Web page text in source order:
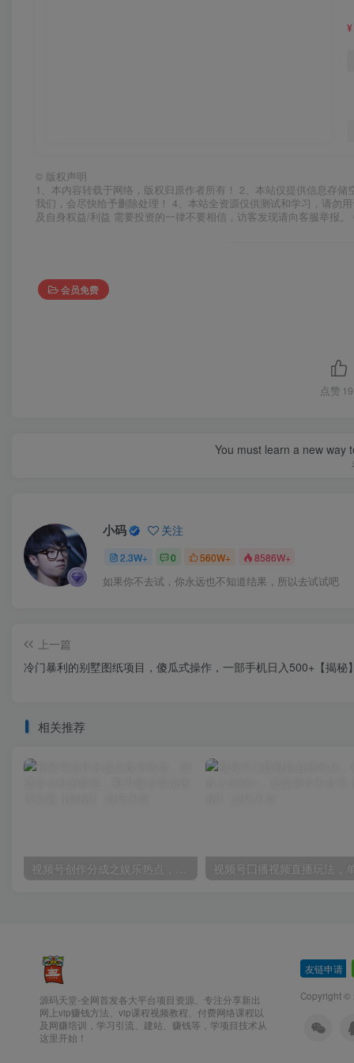
¥
© 版权声明
1、本内容转载于网络，版权归原作者所有！ 2、本站仅提供信息存
我们，会尽快给予删除处理！ 4、本站全资源仅供测试和学习，请勿
及自身权益/利益 需要投资的一律不要相信，访客发现请向客服举报
会员免费
点赞
You must learn a new way
小码 关注
2.3W+ 0 560W+ 8586W+
如果你不去试，你永远也不知道结果，所以去试试吧
上一篇
冷门暴利的别墅图纸项目，傻瓜式操作，一部手机日入500+【揭秘
相关推荐
视频号创作分成之娱乐热点，最适合小白的赛道，每天赚点零花钱没问题【揭秘】
源码天堂-全网首发各大平台项目资源、专注分享新出
网上vip赚钱方法、vip课程视频教程、付费网络课程以
及网赚培训，学习引流、建站、赚钱等，学项目技术从
这里开始！
友链申请
Copyright ©